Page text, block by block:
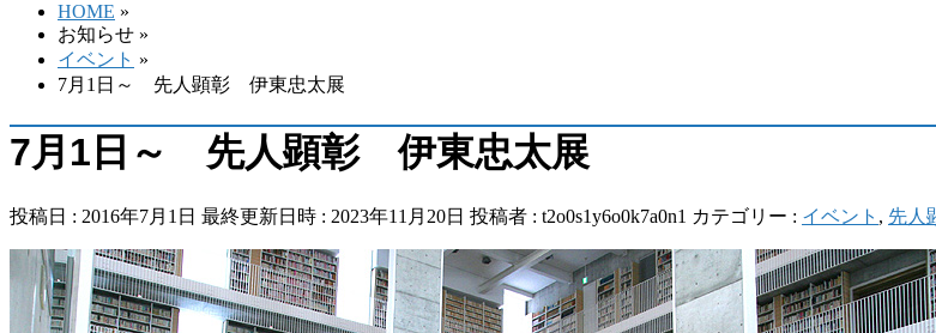
HOME »
お知らせ »
イベント »
7月1日～ 先人顕彰 伊東忠太展
7月1日～ 先人顕彰 伊東忠太展
投稿日 : 2016年7月1日 最終更新日時 : 2023年11月20日 投稿者 : t2o0s1y6o0k7a0n1 カテゴリー : イベント , 先人